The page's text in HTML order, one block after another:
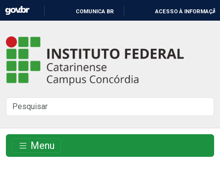
CONTEÚDO
COMUNICA BR ACESSO À INFORMAÇÃO
Instituto
Federal
Catarinense
-
Campus
Concórdia
Buscar
no
site
Menu